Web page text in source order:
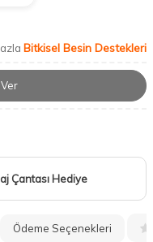
Bitkisel Besin Destekleri
Çantası Hediye
Ödeme Seçenekleri